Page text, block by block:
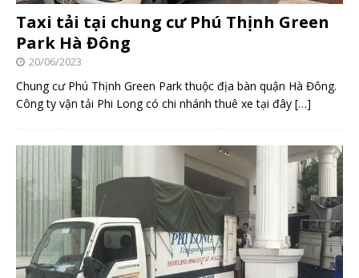
Taxi tải tại chung cư Phú Thịnh Green
Park Hà Đông
20/06/2023
Chung cư Phú Thịnh Green Park thuộc địa bàn quận Hà Đông.
Công ty vận tải Phi Long có chi nhánh thuê xe tại đây […]